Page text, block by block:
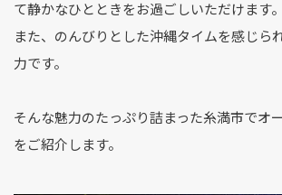
て静かなひとときをお過ごしいただけます。
また、のんびりとした沖縄タイムを感じら
力です。
そんな魅力のたっぷり詰まった糸満市でオ
をご紹介します。